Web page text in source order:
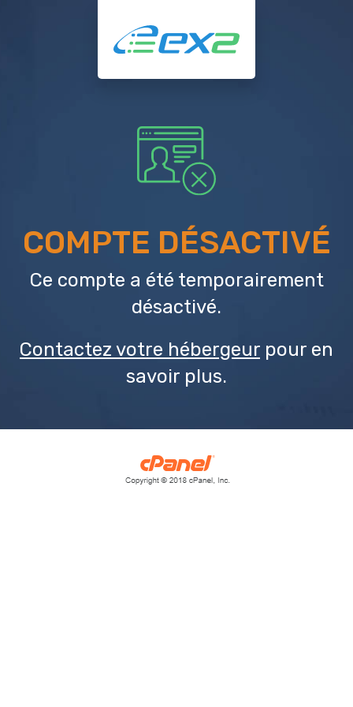
COMPTE DÉSACTIVÉ
Ce compte a été temporairement
désactivé.
Contactez votre hébergeur pour en
savoir plus.